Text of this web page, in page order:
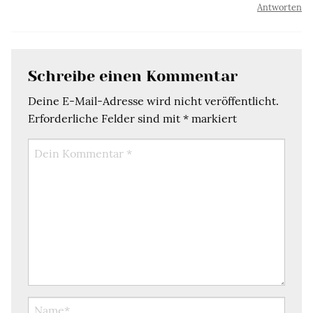
Antworten
Schreibe einen Kommentar
Deine E-Mail-Adresse wird nicht veröffentlicht.
Erforderliche Felder sind mit * markiert